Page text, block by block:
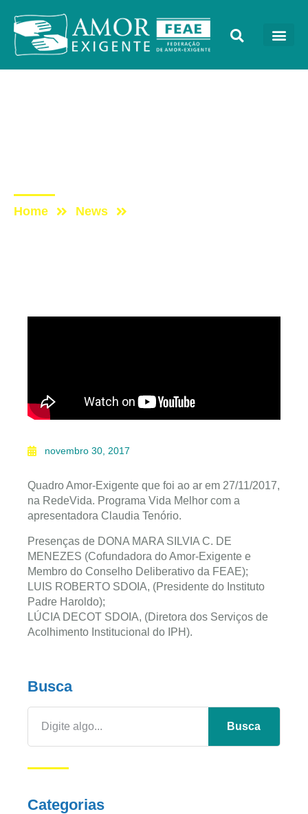
Home News
novembro 30, 2017
Quadro Amor-Exigente que foi ao ar em 27/11/2017,
na RedeVida. Programa Vida Melhor com a
apresentadora Claudia Tenório.
Presenças de DONA MARA SILVIA C. DE
MENEZES (Cofundadora do Amor-Exigente e
Membro do Conselho Deliberativo da FEAE);
LUIS ROBERTO SDOIA, (Presidente do Instituto
Padre Haroldo);
LÚCIA DECOT SDOIA, (Diretora dos Serviços de
Acolhimento Institucional do IPH).
Busca
Busca
Categorias